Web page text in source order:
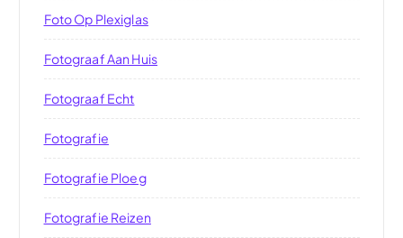
Foto Op Plexiglas
Fotograaf Aan Huis
Fotograaf Echt
Fotografie
Fotografie Ploeg
Fotografie Reizen